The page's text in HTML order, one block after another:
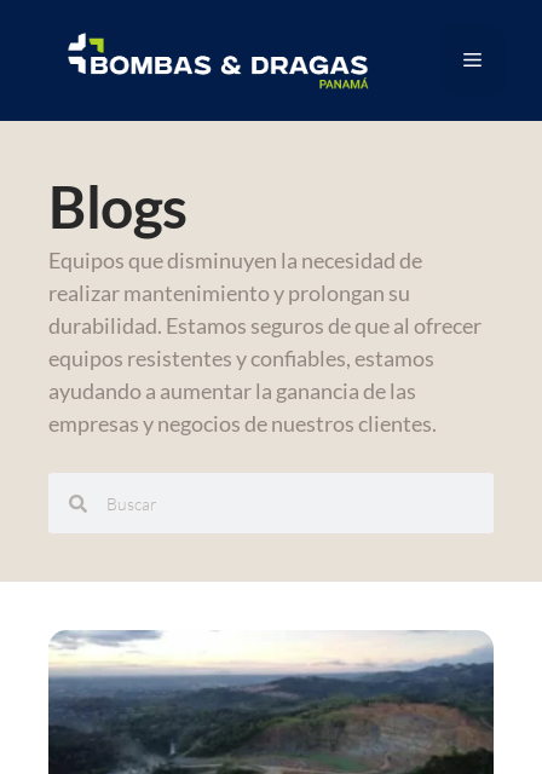
Blogs
Equipos que disminuyen la necesidad de
realizar mantenimiento y prolongan su
durabilidad. Estamos seguros de que al ofrecer
equipos resistentes y confiables, estamos
ayudando a aumentar la ganancia de las
empresas y negocios de nuestros clientes.